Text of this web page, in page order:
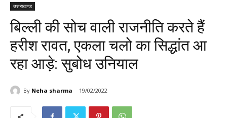
उत्तराखण्ड
बिल्ली की सोच वाली राजनीति करते हैं
हरीश रावत, एकला चलो का सिद्धांत आ
रहा आड़े: सुबोध उनियाल
By Neha sharma 19/02/2022